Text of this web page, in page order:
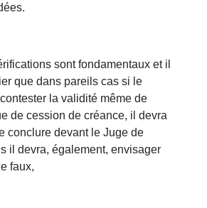
sont fondamentaux et il
que dans pareils cas si le
la validité même de
de cession de créance, il devra
conclure devant le Juge de
il devra, également, envisager
faux,